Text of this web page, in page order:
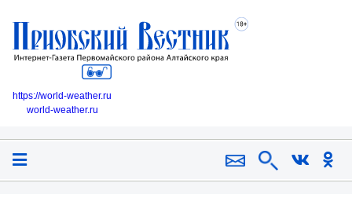
https://world-weather.ru
world-weather.ru